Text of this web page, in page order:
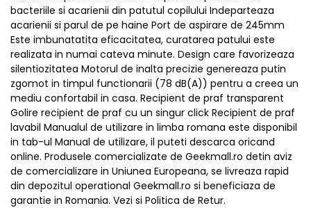
bacteriile si acarienii din patutul copilului Indeparteaza
acarienii si parul de pe haine Port de aspirare de 245mm
Este imbunatatita eficacitatea, curatarea patului este
realizata in numai cateva minute. Design care favorizeaza
silentiozitatea Motorul de inalta precizie genereaza putin
zgomot in timpul functionarii (78 dB(A)) pentru a creea un
mediu confortabil in casa. Recipient de praf transparent
Golire recipient de praf cu un singur click Recipient de praf
lavabil Manualul de utilizare in limba romana este disponibil
in tab-ul Manual de utilizare, il puteti descarca oricand
online. Produsele comercializate de Geekmall.ro detin aviz
de comercializare in Uniunea Europeana, se livreaza rapid
din depozitul operational Geekmall.ro si beneficiaza de
garantie in Romania. Vezi si Politica de Retur.